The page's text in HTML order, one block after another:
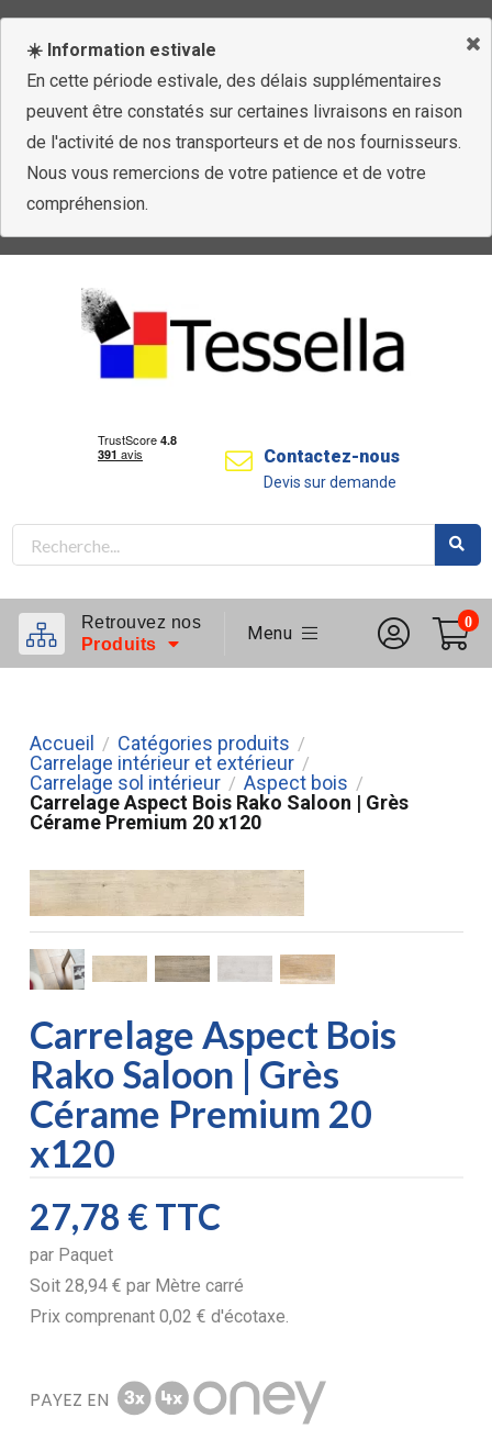
☀️ Information estivale
En cette période estivale, des délais supplémentaires
peuvent être constatés sur certaines livraisons en raison
de l'activité de nos transporteurs et de nos fournisseurs.
Nous vous remercions de votre patience et de votre
compréhension.
Contactez-nous
Devis sur demande
Retrouvez nos
Produits
Menu
0
Accueil / Catégories produits /
Carrelage intérieur et extérieur /
Carrelage sol intérieur / Aspect bois /
Carrelage Aspect Bois Rako Saloon | Grès
Cérame Premium 20 x120
Carrelage Aspect Bois
Rako Saloon | Grès
Cérame Premium 20
x120
27,78 €TTC
par Paquet
Soit 28,94 € par Mètre carré
Prix comprenant 0,02 € d'écotaxe.
PAYEZ EN